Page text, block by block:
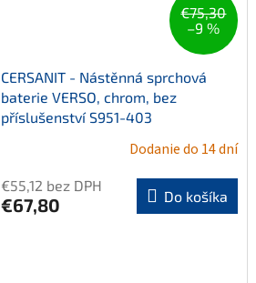
€75,30
–9 %
CERSANIT - Nástěnná sprchová
baterie VERSO, chrom, bez
příslušenství S951-403
Dodanie do 14 dní
€55,12 bez DPH
€67,80 Do košíka